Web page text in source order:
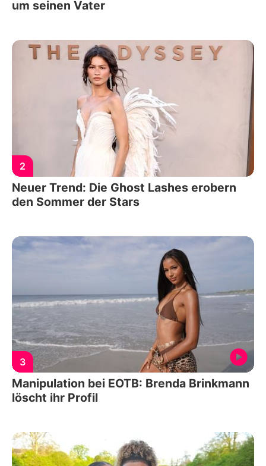
um seinen Vater
2
Neuer Trend: Die Ghost Lashes erobern
den Sommer der Stars
3
Manipulation bei EOTB: Brenda Brinkmann
löscht ihr Profil